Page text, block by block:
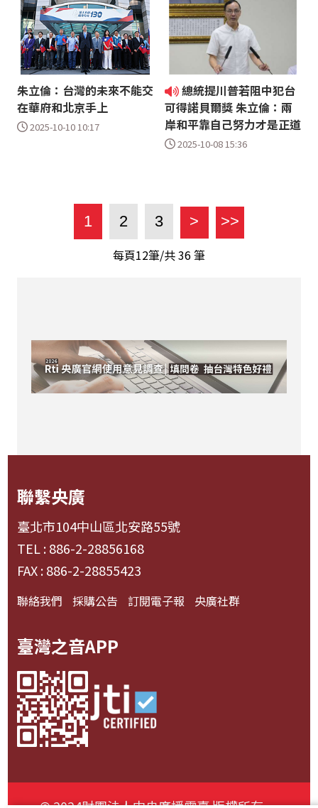
朱立倫：台灣的未來不能交
在華府和北京手上
2025-10-10 10:17
總統提川普若阻中犯台
可得諾貝爾獎 朱立倫：兩
岸和平靠自己努力才是正道
2025-10-08 15:36
1 2 3 > >>
每頁12筆/共36筆
聯繫央廣
臺北市104中山區北安路55號
TEL : 886-2-28856168
FAX : 886-2-28855423
聯絡我們 採購公告 訂閱電子報 央廣社群
臺灣之音APP